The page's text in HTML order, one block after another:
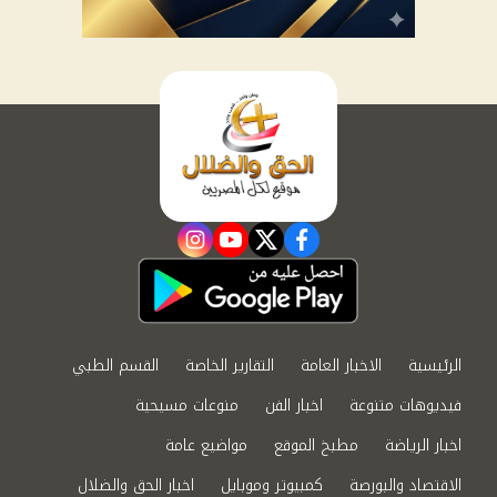
facebook
twitter
youtube
instagram
الرئيسية الاخبار العامة التقارير الخاصة
القسم الطبي
فيديوهات متنوعة
اخبار الفن
منوعات مسيحية
اخبار الرياضة
مطبخ الموقع
مواضيع عامة
الاقتصاد والبورصة
كمبيوتر وموبايل اخبار الحق والضلال